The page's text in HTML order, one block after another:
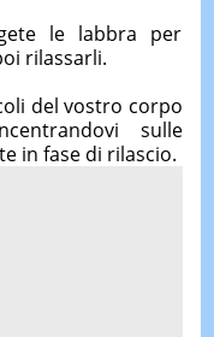
le labbra per
rilassarli.
del vostro corpo
sulle
in fase di rilascio.